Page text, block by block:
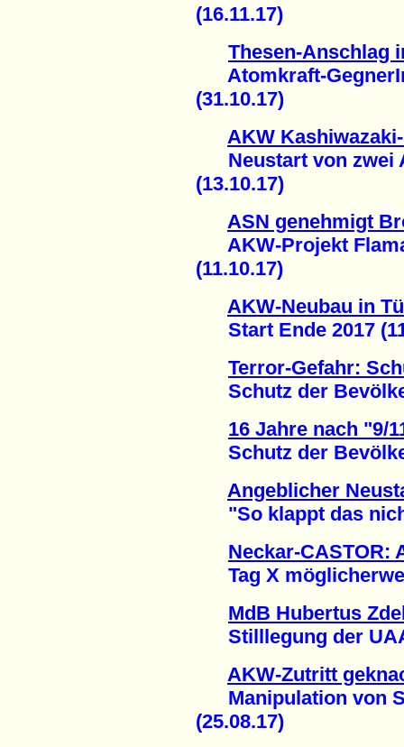
(16.11.17)
Thesen-Anschlag
Atomkraft-
(31.10.17)
AKW
Neustart von zwei
(13.10.17)
ASN genehmigt
AKW-Projekt
(11.10.17)
AKW-Neubau in
Start Ende 2017
Terror-Gefahr:
Schutz der
16 Jahre nach "9/
Schutz der
Angeblicher
"So klappt das
Neckar-CASTOR:
Tag X
MdB Hubertus
Stilllegung der
AKW-Zutritt
Manipulation von
(25.08.17)